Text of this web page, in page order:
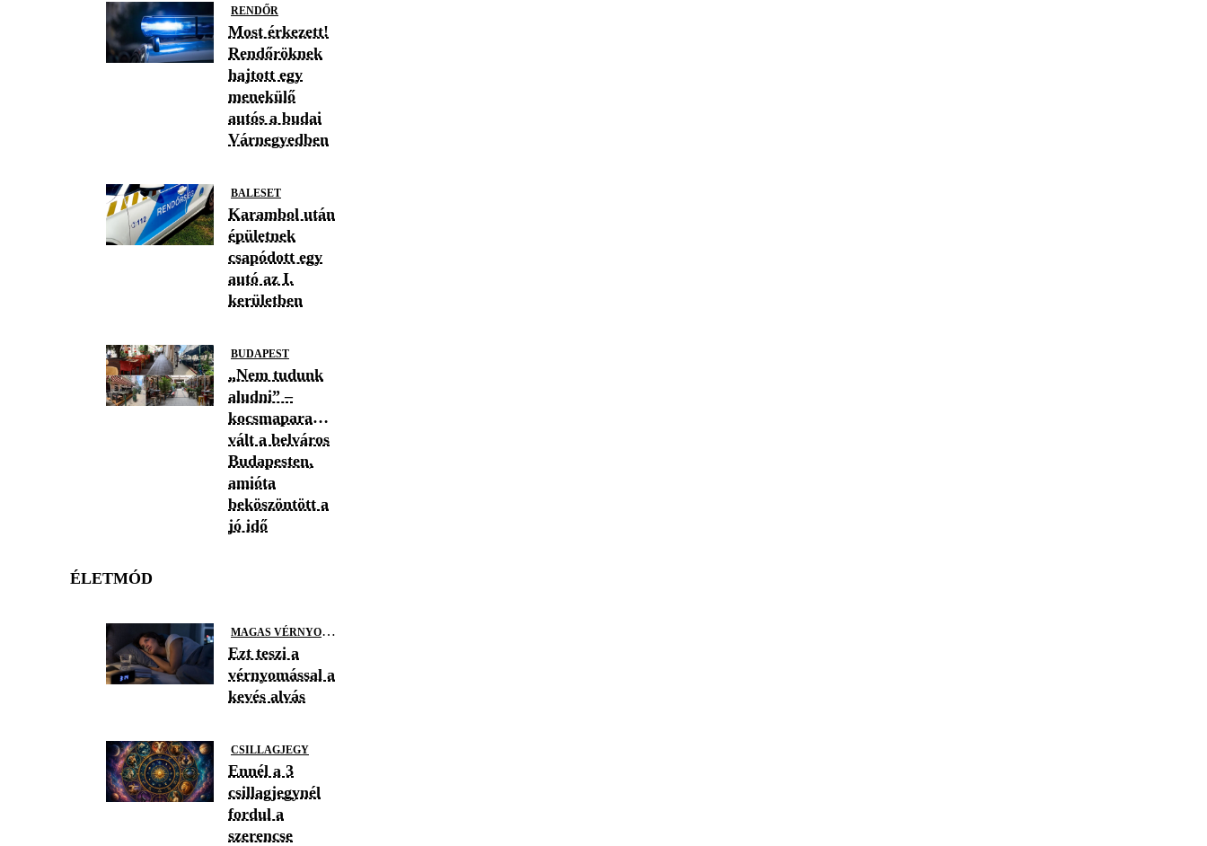
RENDŐR
Most érkezett!
Rendőröknek
hajtott egy
menekülő
autós a budai
Várnegyedben
BALESET
Karambol után
épületnek
csapódott egy
autó az I.
kerületben
BUDAPEST
„Nem tudunk
aludni” –
kocsmaparadicsommá
vált a belváros
Budapesten,
amióta
beköszöntött a
jó idő
ÉLETMÓD
M
AGAS VÉRNYOMÁS
Ezt teszi a
vérnyomással a
kevés alvás
CSILLAGJEGY
Ennél a 3
csillagjegynél
fordul a
szerencse